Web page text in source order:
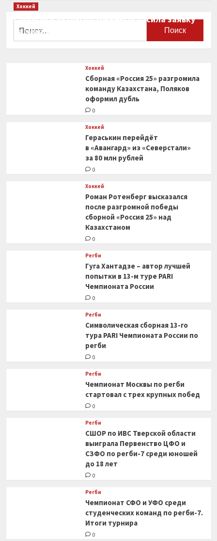
Хоккей
Сборная Канады по хоккею огласила заявку
на чемпионат мира
Хоккей
Сборная «Россия 25» разгромила
команду Казахстана, Поляков
оформил дубль
0
Хоккей
Гераськин перейдёт
в «Авангард» из «Северстали»
за 80 млн рублей
0
Хоккей
Роман Ротенберг высказался
после разгромной победы
сборной «Россия 25» над
Казахстаном
0
Регби
Гуга Хантадзе – автор лучшей
попытки в 13-м туре PARI
Чемпионата России
0
Регби
Символическая сборная 13-го
тура PARI Чемпионата России по
регби
0
Регби
Чемпионат Москвы по регби
стартовал с трех крупных побед
0
Регби
СШОР по ИВС Тверской области
выиграла Первенство ЦФО и
СЗФО по регби-7 среди юношей
до 18 лет
0
Регби
Чемпионат СФО и УФО среди
студенческих команд по регби-7.
Итоги турнира
0